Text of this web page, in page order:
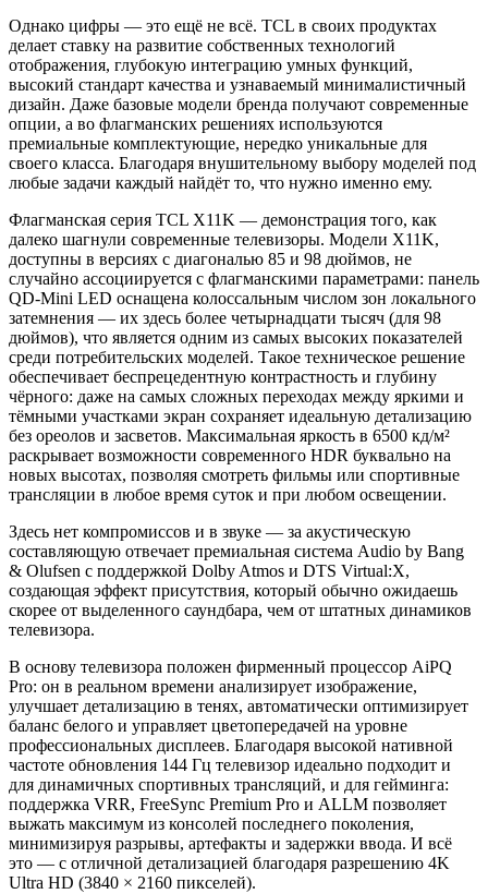
Однако цифры — это ещё не всё. TCL в своих продуктах
делает ставку на развитие собственных технологий
отображения, глубокую интеграцию умных функций,
высокий стандарт качества и узнаваемый минималистичный
дизайн. Даже базовые модели бренда получают современные
опции, а во флагманских решениях используются
премиальные комплектующие, нередко уникальные для
своего класса. Благодаря внушительному выбору моделей под
любые задачи каждый найдёт то, что нужно именно ему.
Флагманская серия TCL X11K — демонстрация того, как
далеко шагнули современные телевизоры. Модели X11K,
доступны в версиях с диагональю 85 и 98 дюймов, не
случайно ассоциируется с флагманскими параметрами: панель
QD-Mini LED оснащена колоссальным числом зон локального
затемнения — их здесь более четырнадцати тысяч (для 98
дюймов), что является одним из самых высоких показателей
среди потребительских моделей. Такое техническое решение
обеспечивает беспрецедентную контрастность и глубину
чёрного: даже на самых сложных переходах между яркими и
тёмными участками экран сохраняет идеальную детализацию
без ореолов и засветов. Максимальная яркость в 6500 кд/м²
раскрывает возможности современного HDR буквально на
новых высотах, позволяя смотреть фильмы или спортивные
трансляции в любое время суток и при любом освещении.
Здесь нет компромиссов и в звуке — за акустическую
составляющую отвечает премиальная система Audio by Bang
& Olufsen с поддержкой Dolby Atmos и DTS Virtual:X,
создающая эффект присутствия, который обычно ожидаешь
скорее от выделенного саундбара, чем от штатных динамиков
телевизора.
В основу телевизора положен фирменный процессор AiPQ
Pro: он в реальном времени анализирует изображение,
улучшает детализацию в тенях, автоматически оптимизирует
баланс белого и управляет цветопередачей на уровне
профессиональных дисплеев. Благодаря высокой нативной
частоте обновления 144 Гц телевизор идеально подходит и
для динамичных спортивных трансляций, и для гейминга:
поддержка VRR, FreeSync Premium Pro и ALLM позволяет
выжать максимум из консолей последнего поколения,
минимизируя разрывы, артефакты и задержки ввода. И всё
это — с отличной детализацией благодаря разрешению 4K
Ultra HD (3840 × 2160 пикселей).